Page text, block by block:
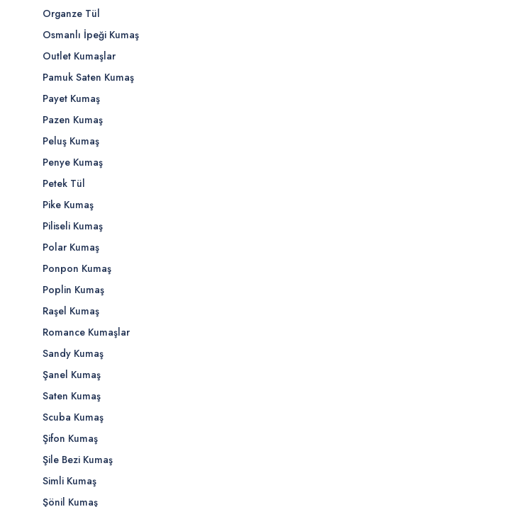
Organze Tül
Osmanlı İpeği Kumaş
Outlet Kumaşlar
Pamuk Saten Kumaş
Payet Kumaş
Pazen Kumaş
Peluş Kumaş
Penye Kumaş
Petek Tül
Pike Kumaş
Piliseli Kumaş
Polar Kumaş
Ponpon Kumaş
Poplin Kumaş
Raşel Kumaş
Romance Kumaşlar
Sandy Kumaş
Şanel Kumaş
Saten Kumaş
Scuba Kumaş
Şifon Kumaş
Şile Bezi Kumaş
Simli Kumaş
Şönil Kumaş